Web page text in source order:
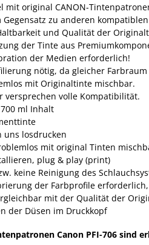
mit original CANON-
zu anderen
und Qualität der
der Tinte aus
der Medien erforderlich!
nötig, da gleicher
mit Originaltinte mischbar.
versprechen volle Kompatibilität.
ml Inhalt
uns losdrucken
mit original Tinten
plug & play (print)
keine Reinigung des
der Farbprofile
mit der Qualität der
der Düsen im Druckkopf
Canon PFI-706 sind